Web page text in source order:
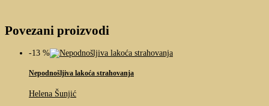
Povezani proizvodi
-13 %
Nepodnošljiva lakoća strahovanja
Helena Šunjić